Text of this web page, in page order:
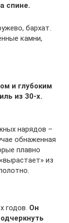
спине.
бархат.
камни,
и глубоким
из 30-х.
нарядов –
обнаженная
плавно
из
годов. Он